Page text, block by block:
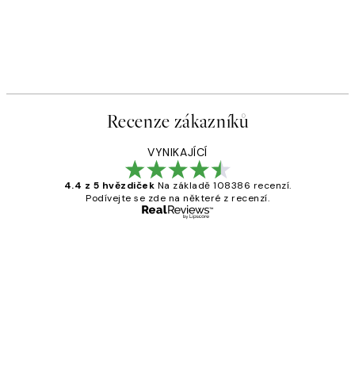
Recenze zákazníků
VYNIKAJÍCÍ
4.4 z 5 hvězdiček Na základě 108386 recenzí.
Podívejte se zde na některé z recenzí.